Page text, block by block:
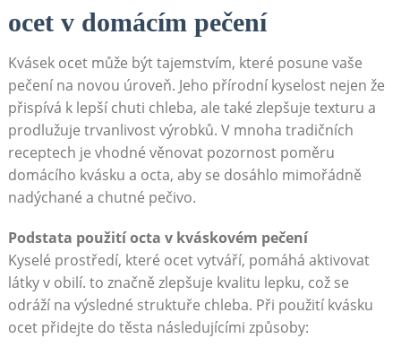
ocet v ⁤domácím pečení
Kvásek ocet ​může být tajemstvím,‍ které posune vaše
pečení ⁣na‌ novou úroveň. Jeho ‍přírodní kyselost nejen ‌že
přispívá k⁤ lepší chuti ‌chleba, ale také zlepšuje texturu a
prodlužuje trvanlivost výrobků. V mnoha tradičních
receptech ⁢je vhodné⁣ věnovat ⁢pozornost poměru
domácího kvásku a octa, aby se dosáhlo mimořádně
nadýchané a chutné pečivo.
Podstata použití octa v⁤ kváskovém pečení
Kyselé​ prostředí, které ocet vytváří,⁣ pomáhá aktivovat
látky v obilí. to značně zlepšuje​ kvalitu lepku, což se
odráží na ‍výsledné struktuře chleba. Při použití ​kvásku
ocet přidejte do těsta následujícími způsoby: